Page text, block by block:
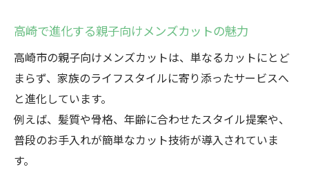
高崎で進化する親子向けメンズカットの魅力
高崎市の親子向けメンズカットは、単なるカットにとど
まらず、家族のライフスタイルに寄り添ったサービスへ
と進化しています。
例えば、髪質や骨格、年齢に合わせたスタイル提案や、
普段のお手入れが簡単なカット技術が導入されていま
す。